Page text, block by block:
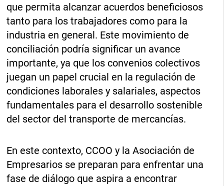
que permita alcanzar acuerdos beneficiosos
tanto para los trabajadores como para la
industria en general. Este movimiento de
conciliación podría significar un avance
importante, ya que los convenios colectivos
juegan un papel crucial en la regulación de
condiciones laborales y salariales, aspectos
fundamentales para el desarrollo sostenible
del sector del transporte de mercancías.
En este contexto, CCOO y la Asociación de
Empresarios se preparan para enfrentar una
fase de diálogo que aspira a encontrar